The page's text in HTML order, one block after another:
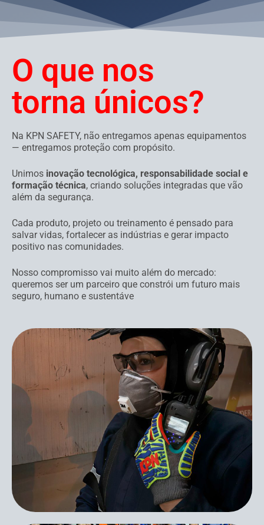
O que nos
torna únicos?
Na KPN SAFETY, não entregamos apenas equipamentos
— entregamos proteção com propósito.
Unimos inovação tecnológica, responsabilidade social e
formação técnica, criando soluções integradas que vão
além da segurança.
Cada produto, projeto ou treinamento é pensado para
salvar vidas, fortalecer as indústrias e gerar impacto
positivo nas comunidades.
Nosso compromisso vai muito além do mercado:
queremos ser um parceiro que constrói um futuro mais
seguro, humano e sustentáve